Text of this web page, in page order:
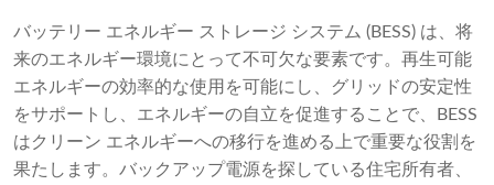
バッテリー エネルギー ストレージ システム (BESS) は、将
来のエネルギー環境にとって不可欠な要素です。再生可能
エネルギーの効率的な使用を可能にし、グリッドの安定性
をサポートし、エネルギーの自立を促進することで、BESS
はクリーン エネルギーへの移行を進める上で重要な役割を
果たします。バックアップ電源を探している住宅所有者、